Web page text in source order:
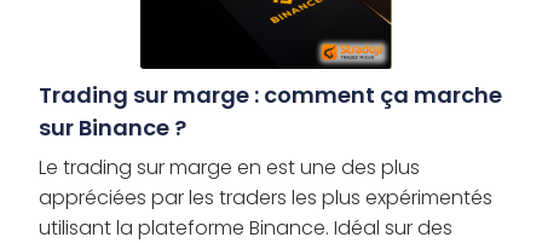
Trading sur marge : comment ça marche
sur Binance ?
Le trading sur marge en est une des plus
appréciées par les traders les plus expérimentés
utilisant la plateforme Binance. Idéal sur des